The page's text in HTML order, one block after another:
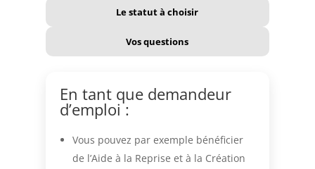
Le statut à choisir
Vos questions
En tant que demandeur
d’emploi :
Vous pouvez par exemple bénéficier
de l’Aide à la Reprise et à la Création